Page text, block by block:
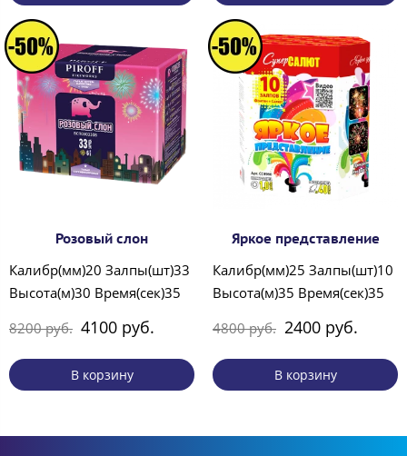
Розовый слон
Калибр(мм)20 Залпы(шт)33
Высота(м)30 Время(сек)35
8200 руб. 4100 руб.
В корзину
Яркое представление
Калибр(мм)25 Залпы(шт)10
Высота(м)35 Время(сек)35
4800 руб. 2400 руб.
В корзину